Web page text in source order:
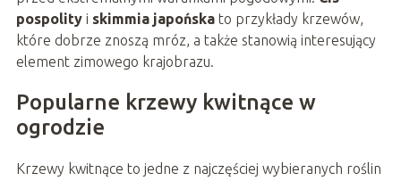
pospolityi skimmia japońskato przykłady krzewów,
które dobrze znoszą mróz, a także stanowią interesujący
element zimowego krajobrazu.
Popularne krzewy kwitnące w
ogrodzie
Krzewy kwitnące to jedne z najczęściej wybieranych roślin